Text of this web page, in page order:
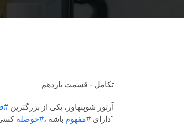
تکامل - قسمت یازدهم
آرتور شوپنهاور، یکی از بزرگترین
دارای #مفهوم باشه ،#حوصله کسی کننده است"